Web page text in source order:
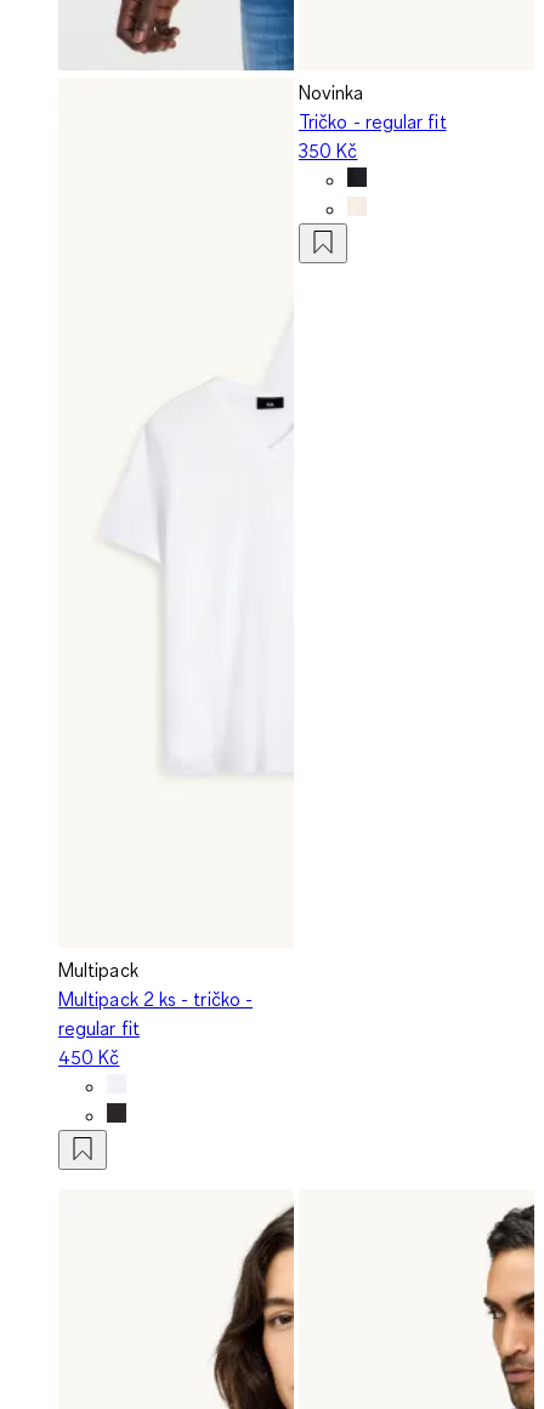
Multipack
Multipack 2 ks - tričko -
regular fit
450 Kč
Novinka
Tričko - regular fit
350 Kč